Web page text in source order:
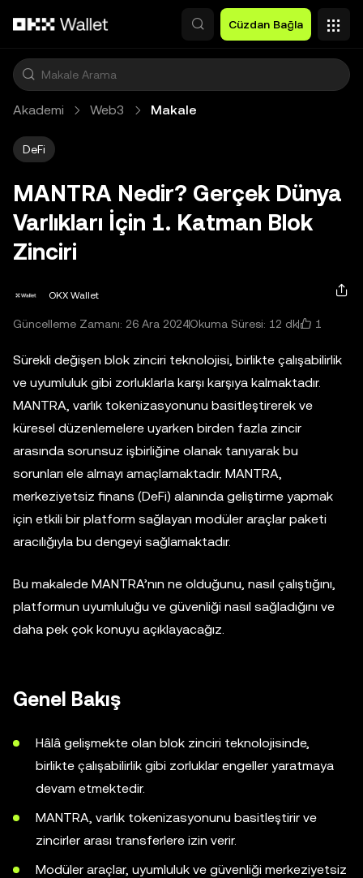
Cüzdan Bağla
Akademi Web3 Makale
DeFi
MANTRA Nedir? Gerçek Dünya
Varlıkları İçin 1. Katman Blok
Zinciri
OKX Wallet
Güncelleme Zamanı: 26 Ara 2024Okuma Süresi: 12 dk 1
Sürekli değişen blok zinciri teknolojisi, birlikte çalışabilirlik
ve uyumluluk gibi zorluklarla karşı karşıya kalmaktadır.
MANTRA, varlık tokenizasyonunu basitleştirerek ve
küresel düzenlemelere uyarken birden fazla zincir
arasında sorunsuz işbirliğine olanak tanıyarak bu
sorunları ele almayı amaçlamaktadır. MANTRA,
merkeziyetsiz finans (DeFi) alanında geliştirme yapmak
için etkili bir platform sağlayan modüler araçlar paketi
aracılığıyla bu dengeyi sağlamaktadır.
Bu makalede MANTRA’nın ne olduğunu, nasıl çalıştığını,
platformun uyumluluğu ve güvenliği nasıl sağladığını ve
daha pek çok konuyu açıklayacağız.
Genel Bakış
Hâlâ gelişmekte olan blok zinciri teknolojisinde,
birlikte çalışabilirlik gibi zorluklar engeller yaratmaya
devam etmektedir.
MANTRA, varlık tokenizasyonunu basitleştirir ve
zincirler arası transferlere izin verir.
Modüler araçlar, uyumluluk ve güvenliği merkeziyetsiz